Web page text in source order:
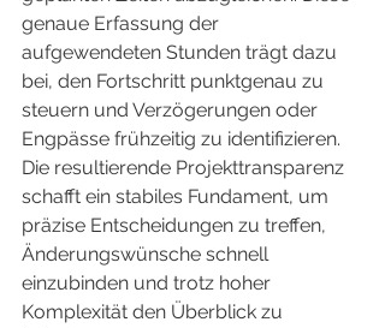
genaue Erfassung der
aufgewendeten Stunden trägt dazu
bei, den Fortschritt punktgenau zu
steuern und Verzögerungen oder
Engpässe frühzeitig zu identifizieren.
Die resultierende Projekttransparenz
schafft ein stabiles Fundament, um
präzise Entscheidungen zu treffen,
Änderungswünsche schnell
einzubinden und trotz hoher
Komplexität den Überblick zu